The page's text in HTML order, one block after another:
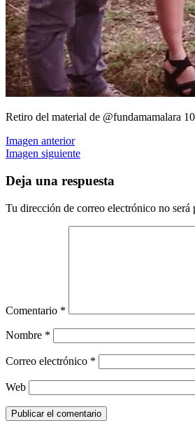
Retiro del material de @fundamamalara
Imagen anterior
Imagen siguiente
Deja una respuesta
Tu dirección de correo electrónico no será
Comentario *
Nombre *
Correo electrónico *
Web